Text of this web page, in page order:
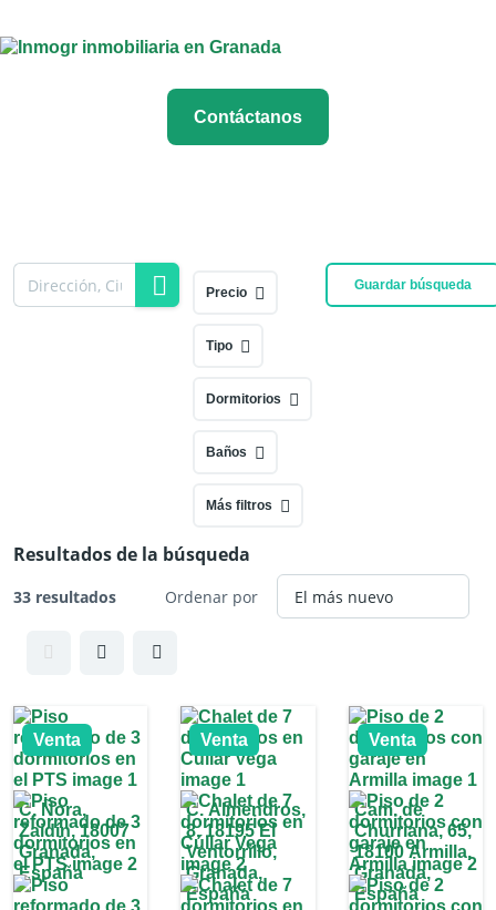
Contáctanos
Guardar búsqueda
Precio
Tipo
Dormitorios
Baños
Más filtros
Resultados de la búsqueda
33 resultados Ordenar por
Venta
C. Ñora,
Zaidín, 18007
Granada,
España
Venta
C. Almendros,
8, 18195 El
Ventorrillo,
Granada,
España
Venta
Cam. de
Churriana, 65,
18100 Armilla,
Granada,
España